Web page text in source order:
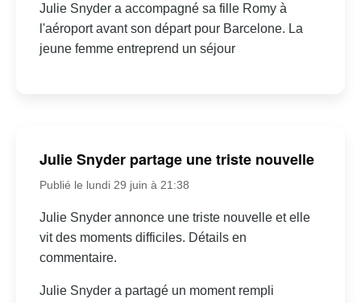
Julie Snyder a accompagné sa fille Romy à
l'aéroport avant son départ pour Barcelone. La
jeune femme entreprend un séjour
Julie Snyder partage une triste nouvelle
Publié le lundi 29 juin à 21:38
Julie Snyder annonce une triste nouvelle et elle
vit des moments difficiles. Détails en
commentaire.
Julie Snyder a partagé un moment rempli